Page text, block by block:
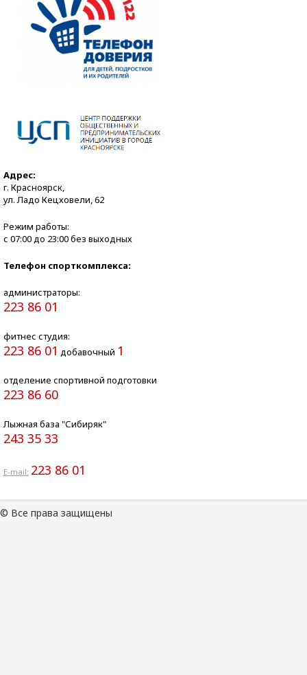
Адрес:
г. Красноярск,
ул. Ладо Кецховели, 62
Режим работы:
с 07:00 до 23:00 без выходных
Телефон спорткомплекса:
администраторы:
223 86 01
фитнес студия:
223 86 01 добавочный 1
отделение спортивной подготовки
223 86 60
Лыжная база "Сибиряк"
243 35 33
E-mail: 223 86 01
© Все права защищены